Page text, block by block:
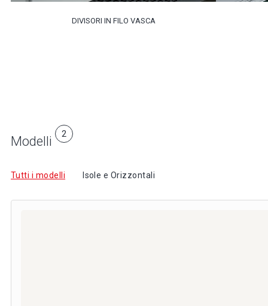
DIVISORI IN FILO VASCA
Modelli 2
Tutti i modelli Isole e Orizzontali